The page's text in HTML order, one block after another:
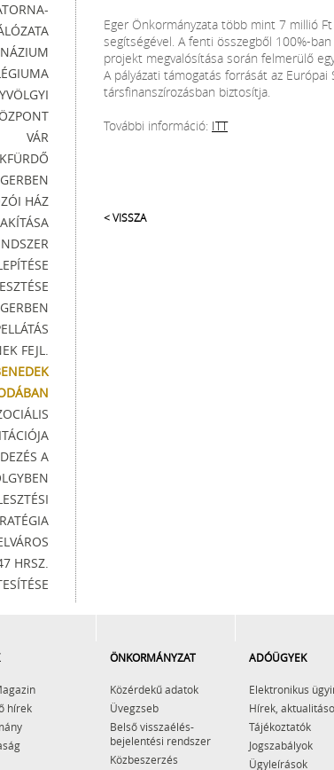
VÁR
HÁZ
FEJL.
A
HRSZ.
Eger Önkormányzata több mint 7 millió
segítségével. A fenti összegből 100%-
projekt megvalósítása során felmerülő
A pályázati támogatás forrását az
társfinanszírozásban biztosítja.
További információ: ITT
< VISSZA
hírek
ÖNKORMÁNYZAT
Közérdekű adatok
Üvegzseb
Belső visszaélés-
bejelentési rendszer
Közbeszerzés
ADÓÜGYEK
Elektronikus
Hírek,
Tájékoztatók
Jogszabályok
Ügyleírások